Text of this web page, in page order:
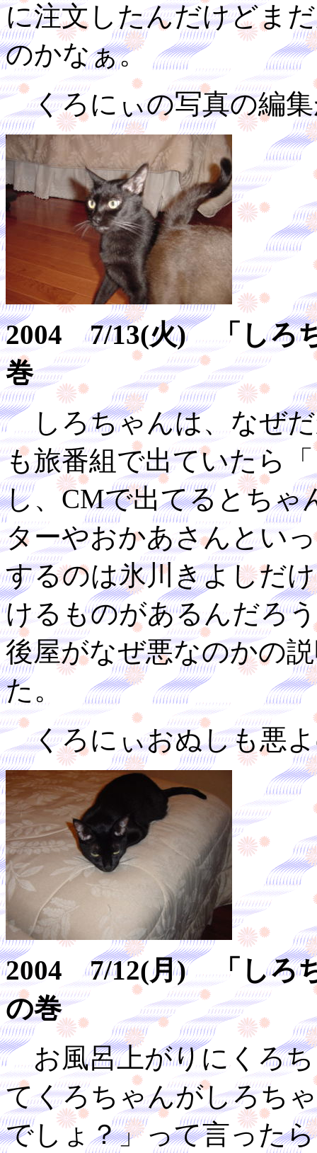
に注文したんだけどま
のかなぁ。
くろにぃの写真の編集
2004 7/13(火) 「しろ
巻
しろちゃんは、なぜだ
も旅番組で出ていたら
し、CMで出てるとちゃ
ターやおかあさんとい
するのは氷川きよしだ
けるものがあるんだろ
後屋がなぜ悪なのかの
た。
くろにぃおぬしも悪よ
2004 7/12(月) 「しろ
の巻
お風呂上がりにくろち
てくろちゃんがしろち
でしょ？」って言った